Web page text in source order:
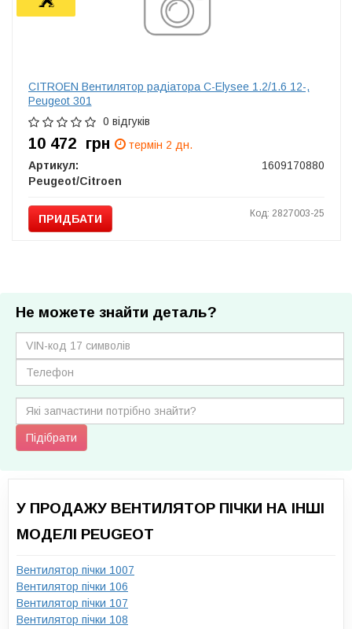
CITROEN Вентилятор радіатора C-Elysee 1.2/1.6 12-,
Peugeot 301
0 відгуків
10 472 грн
термін 2 дн.
Артикул:
1609170880
Peugeot/Citroen
ПРИДБАТИ Код: 2827003-25
Не можете знайти деталь?
Підібрати
У ПРОДАЖУ ВЕНТИЛЯТОР ПІЧКИ НА ІНШІ
МОДЕЛІ PEUGEOT
Вентилятор пічки 1007
Вентилятор пічки 106
Вентилятор пічки 107
Вентилятор пічки 108